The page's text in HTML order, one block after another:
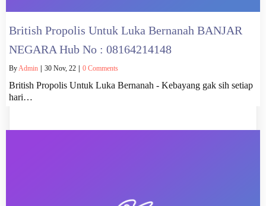
British Propolis Untuk Luka Bernanah BANJAR
NEGARA Hub No : 08164214148
ByAdmin 30 Nov, 22 0 Comments
British Propolis Untuk Luka Bernanah - Kebayang gak sih setiap
hari…